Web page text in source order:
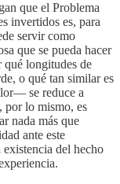
que el Problema
invertidos es, para
servir como
que se pueda hacer
longitudes de
o qué tan similar es
se reduce a
por lo mismo, es
nada más que
ante este
existencia del hecho